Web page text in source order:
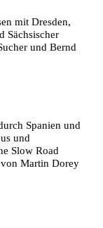
mit Dresden,
Sächsischer
und Bernd
Spanien und
und
Slow Road
von Martin Dorey